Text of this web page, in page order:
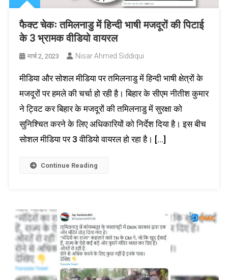
फैक्ट चेकः तमिलनाडु में हिन्दी भाषी मजदूरों की पिटाई
के 3 भ्रामक वीडियो वायरल
मार्च 2, 2023 Nisar Ahmed Siddiqui
मीडिया और सोशल मीडिया पर तमिलनाडु में हिन्दी भाषी क्षेत्रों के
मजदूरों पर हमले की चर्चा हो रही है। बिहार के सीएम नीतीश कुमार
ने ट्विट कर बिहार के मजदूरों की तमिलनाडु में सुरक्षा को
सुनिश्चित करने के लिए अधिकारियों को निर्देश दिया है। इस बीच
सोशल मीडिया पर 3 वीडियो वायरल हो रहा है। […]
Continue Reading